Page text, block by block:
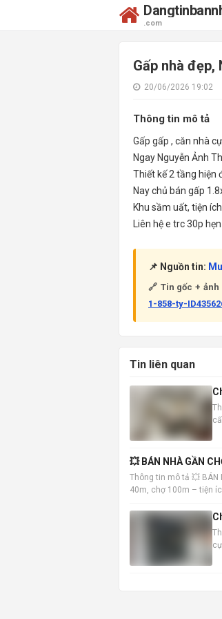
.com
Gấp nhà đẹp,
20/06/2026 19:02
Thông tin mô tả
Gấp gấp , căn nhà
Ngay Nguyễn Ảnh
Thiết kế 2 tầng hiện
Nay chủ bán gấp
Khu sầm uất, tiện
Liên hệ e trc 30p
📌 Nguồn tin:
🔗 Tin gốc + ảnh
1-858-ty-
Tin liên quan
💥 BÁN NHÀ GẦN
Thông tin mô tả 💥 BÁN
40m, chợ 100m – tiện